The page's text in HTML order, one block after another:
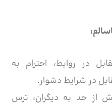
در روابط، احترام به
در شرایط دشوار.
از حد به دیگران، ترس